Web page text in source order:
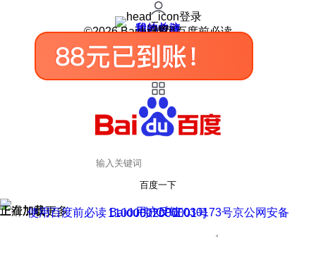
登录
我的关注
我的收藏
皮肤中心
用户反馈
设置
©2026 Baidu 使用百度前必读
百度一下
正在加载
上滑加载更多 用户反馈
使用百度前必读 Baidu 京ICP证030173号
京公网安备11000002000001号